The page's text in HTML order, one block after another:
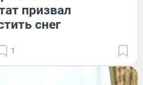
призвал
снег
1